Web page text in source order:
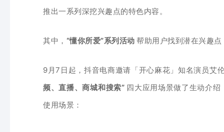
推出一系列深挖兴趣点的特色内容。
其中， “懂你所爱”系列活动 帮助用户找到潜在兴趣
9月7日起，抖音电商邀请「开心麻花」知名演员艾
频、直播、商城和搜索” 四大应用场景做了生动介绍
使用场景 ：